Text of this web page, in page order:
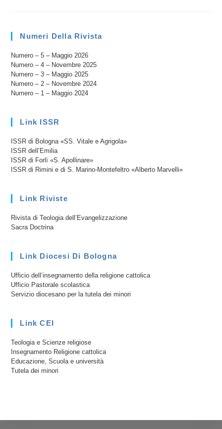
DIO
PER
TE”.
Un
Filo
Rosso
Tra
Abramo
Numeri Della Rivista
Numero – 5 – Maggio 2026
Numero – 4 – Novembre 2025
Numero – 3 – Maggio 2025
Numero – 2 – Novembre 2024
Numero – 1 – Maggio 2024
Link ISSR
ISSR di Bologna «SS. Vitale e Agrigola»
ISSR dell’Emilia
ISSR di Forlì «S. Apollinare»
ISSR di Rimini e di S. Marino-Montefeltro «Alberto Marvelli»
Link Riviste
Rivista di Teologia dell’Evangelizzazione
Sacra Doctrina
Link Diocesi Di Bologna
Ufficio dell’insegnamento della religione cattolica
Ufficio Pastorale scolastica
Servizio diocesano per la tutela dei minori
Link CEI
Teologia e Scienze religiose
Insegnamento Religione cattolica
Educazione, Scuola e università
Tutela dei minori